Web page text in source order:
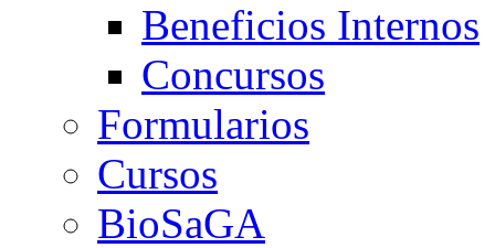
Beneficios Internos
Concursos
Formularios
Cursos
BioSaGA